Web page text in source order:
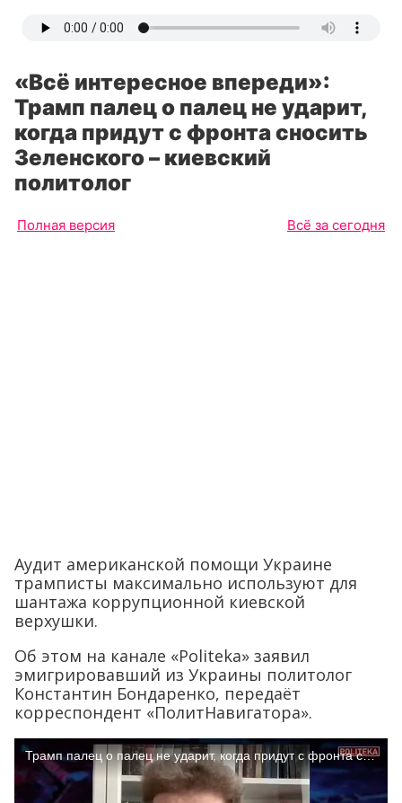
«Всё интересное впереди»:
Трамп палец о палец не ударит,
когда придут с фронта сносить
Зеленского – киевский
политолог
Полная версия Всё за сегодня
Аудит американской помощи Украине
трамписты максимально используют для
шантажа коррупционной киевской
верхушки.
Об этом на канале «Politeka» заявил
эмигрировавший из Украины политолог
Константин Бондаренко, передаёт
корреспондент «ПолитНавигатора».